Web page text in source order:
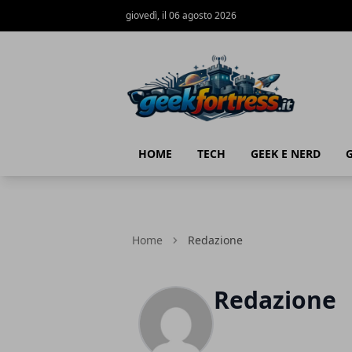
giovedì, il 06 agosto 2026
HOME TECH GEEK E NERD
Home Redazione
Redazione